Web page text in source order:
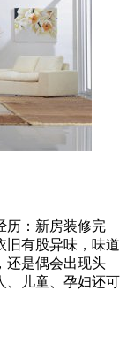
历：新房装修完
旧有股异味，味道
还是偶会出现头
、儿童、孕妇还可